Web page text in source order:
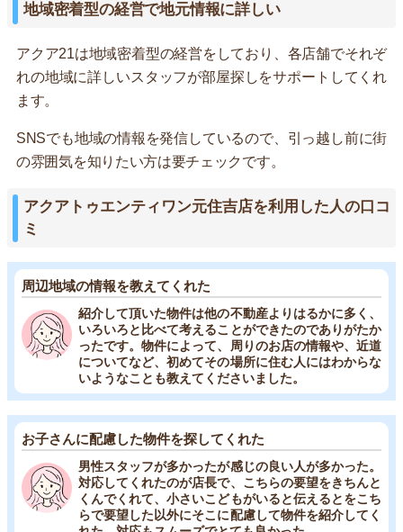
地域密着型の経営で地元情報に詳しい
アクア21は地域密着型の経営をしており、各店舗でそれぞ
れの地域に詳しいスタッフが部屋探しをサポートしてくれ
ます。
SNSでも地域の情報を発信しているので、引っ越し前に街
の雰囲気を知りたい方は要チェックです。
アクアトゥエンティワン元住吉店を利用した人の口コ
ミ
周辺地域の情報を教えてくれた
紹介して頂いた物件は他の不動産よりはるかに多く、
いろいろと比べて考えることができたのでありがたか
ったです。物件によって、周りのお店の情報や、近道
についてなど、初めてその場所に住む人にはわからな
いようなことも教えてくださいました。
お子さんに配慮した物件を探してくれた
男性スタッフが多かったが感じの良い人が多かった。
対応してくれたのが店長で、こちらの要望をきちんと
くんでくれて、小さいこどもがいると伝えるとをこち
らで要望した以外にそこに配慮して物件を紹介してく